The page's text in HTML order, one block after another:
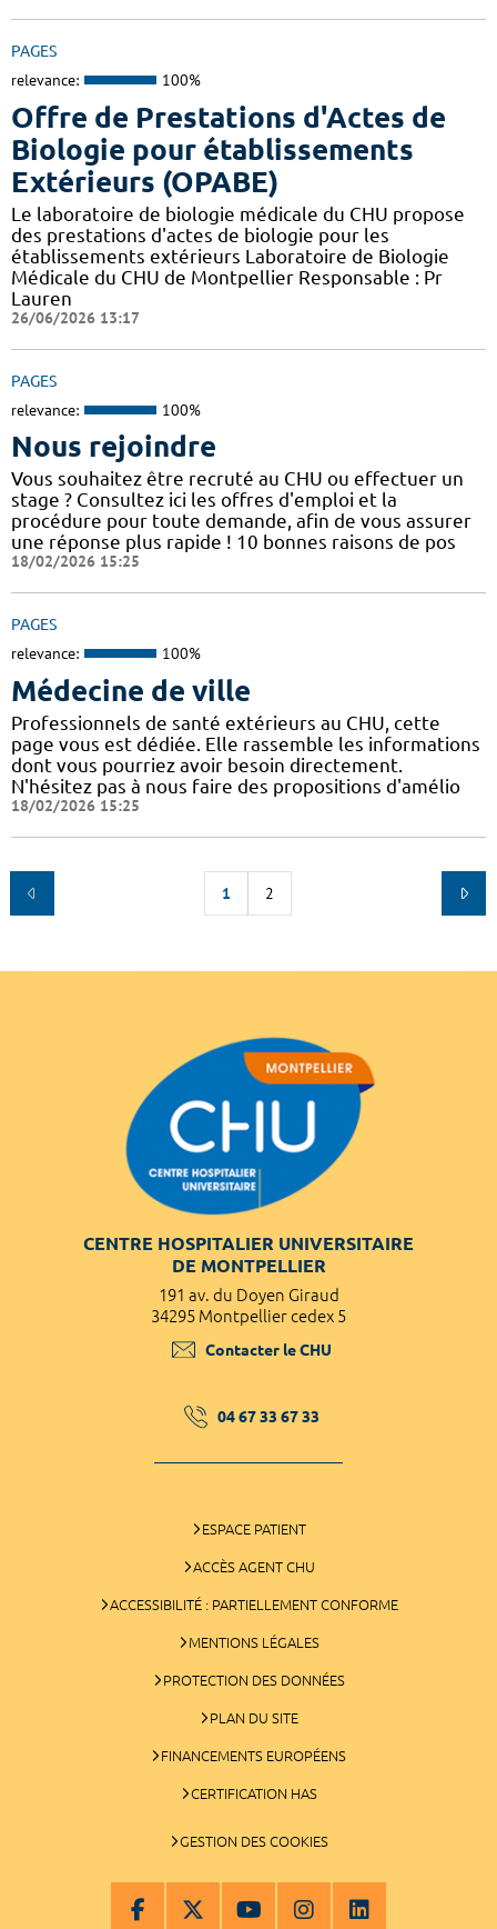
PAGES
relevance: 100%
Offre de Prestations d'Actes de
Biologie pour établissements
Extérieurs (OPABE)
Le laboratoire de biologie médicale du CHU propose
des prestations d'actes de biologie pour les
établissements extérieurs Laboratoire de Biologie
Médicale du CHU de Montpellier Responsable : Pr
Lauren
26/06/2026 13:17
PAGES
relevance: 100%
Nous rejoindre
Vous souhaitez être recruté au CHU ou effectuer un
stage ? Consultez ici les offres d'emploi et la
procédure pour toute demande, afin de vous assurer
une réponse plus rapide ! 10 bonnes raisons de pos
18/02/2026 15:25
PAGES
relevance: 100%
Médecine de ville
Professionnels de santé extérieurs au CHU, cette
page vous est dédiée. Elle rassemble les informations
dont vous pourriez avoir besoin directement.
N'hésitez pas à nous faire des propositions d'amélio
18/02/2026 15:25
1 2
CENTRE HOSPITALIER UNIVERSITAIRE
DE MONTPELLIER
191 av. du Doyen Giraud
34295 Montpellier cedex 5
Contacter le CHU
04 67 33 67 33
ESPACE PATIENT
ACCÈS AGENT CHU
ACCESSIBILITÉ : PARTIELLEMENT CONFORME
MENTIONS LÉGALES
PROTECTION DES DONNÉES
PLAN DU SITE
FINANCEMENTS EUROPÉENS
CERTIFICATION HAS
GESTION DES COOKIES